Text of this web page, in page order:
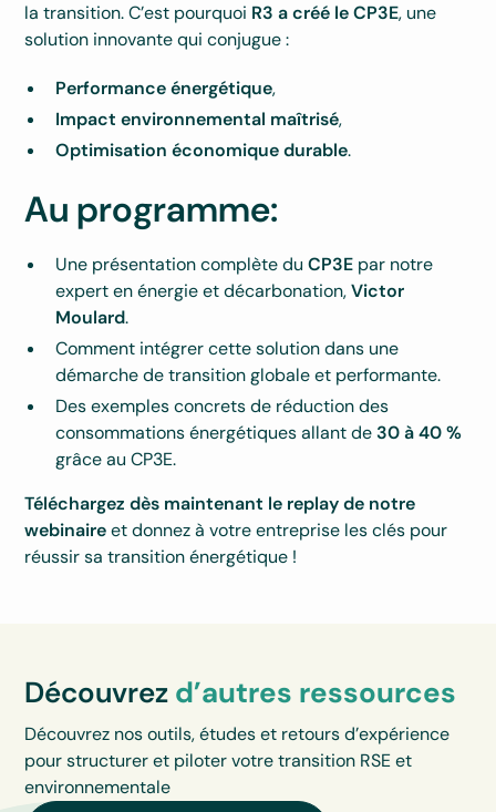
la transition. C’est pourquoi R3 a créé le CP3E, une
solution innovante qui conjugue :
Performance énergétique,
Impact environnemental maîtrisé,
Optimisation économique durable.
Au programme:
Une présentation complète duCP3E par notre
expert en énergie et décarbonation,Victor
Moulard.
Comment intégrer cette solution dans une
démarche de transition globale et performante.
Des exemples concrets de réduction des
consommations énergétiques allant de 30 à 40 %
grâce au CP3E.
Téléchargez dès maintenant le replay de notre
webinaireet donnez à votre entreprise les clés pour
réussir sa transition énergétique !
Découvrez d’autres ressources
Découvrez nos outils, études et retours d’expérience
pour structurer et piloter votre transition RSE et
environnementale